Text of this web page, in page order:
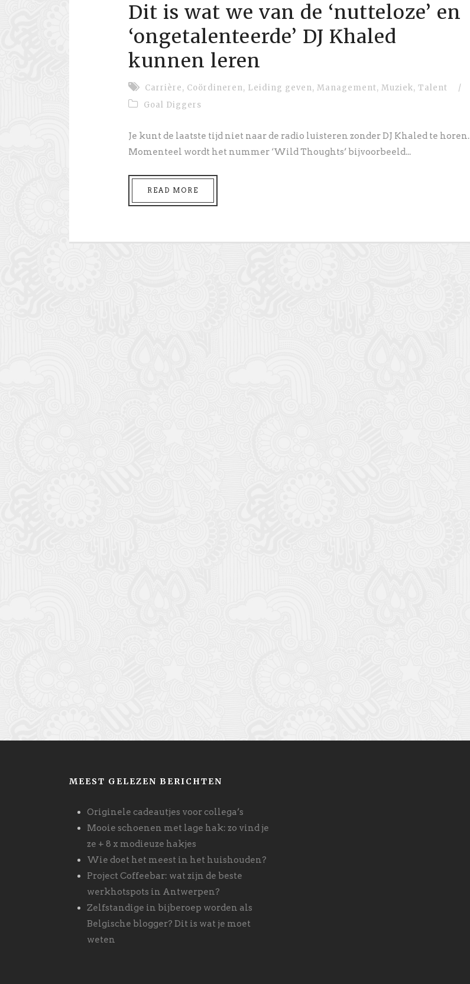
Dit is wat we van de ‘nutteloze’ en
‘ongetalenteerde’ DJ Khaled
kunnen leren
Carrière, Coördineren, Leiding geven, Management, Muziek, Talent
/
Goal Diggers
Je kunt de laatste tijd niet naar de radio luisteren zonder DJ Khaled te horen.
Momenteel wordt het nummer ‘Wild Thoughts’ bijvoorbeeld...
READ MORE
MEEST GELEZEN BERICHTEN
Originele cadeautjes voor collega’s
Mooie schoenen met lage hak: zo vind je
ze + 8 x modieuze hakjes
Wie doet het meest in het huishouden?
Project Coffeebar: wat zijn de beste
werkhotspots in Antwerpen?
Zelfstandige in bijberoep worden als
Belgische blogger? Dit is wat je moet
weten